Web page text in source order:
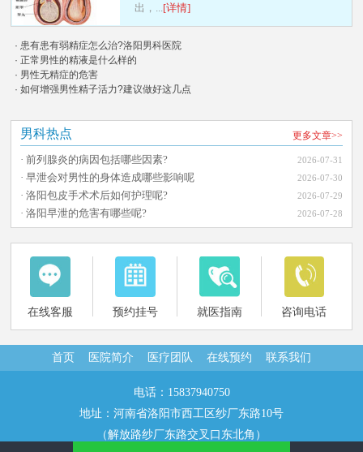
出，... [详情]
· 患有患有弱精症怎么治?洛阳男科医院
· 正常男性的精液是什么样的
· 男性无精症的危害
· 如何增强男性精子活力?建议做好这几点
男科热点 更多文章>>
· 前列腺炎的病因包括哪些因素? 2026-07-31
· 早泄会对男性的身体造成哪些影响呢 2026-07-30
· 洛阳包皮手术术后如何护理呢? 2026-07-29
· 洛阳早泄的危害有哪些呢? 2026-07-28
在线客服 预约挂号 就医指南 咨询电话
首页 医院简介 医疗团队 在线预约 联系我们
电话：15837940750
地址：河南省洛阳市西工区纱厂东路10号
（解放路纱厂东路交叉口东北角）